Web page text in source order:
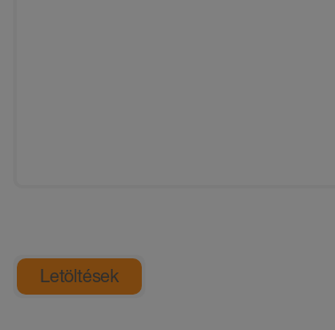
Általános
Letöltések